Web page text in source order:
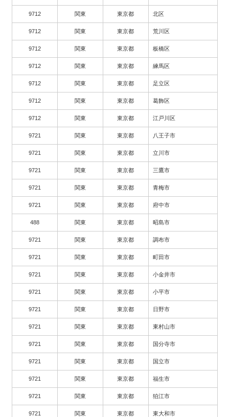
9712 関東 東京都 北区
9712 関東 東京都 荒川区
9712 関東 東京都 板橋区
9712 関東 東京都 練馬区
9712 関東 東京都 足立区
9712 関東 東京都 葛飾区
9712 関東 東京都 江戸川区
9721 関東 東京都 八王子市
9721 関東 東京都 立川市
9721 関東 東京都 三鷹市
9721 関東 東京都 青梅市
9721 関東 東京都 府中市
488 関東 東京都 昭島市
9721 関東 東京都 調布市
9721 関東 東京都 町田市
9721 関東 東京都 小金井市
9721 関東 東京都 小平市
9721 関東 東京都 日野市
9721 関東 東京都 東村山市
9721 関東 東京都 国分寺市
9721 関東 東京都 国立市
9721 関東 東京都 福生市
9721 関東 東京都 狛江市
9721 関東 東京都 東大和市